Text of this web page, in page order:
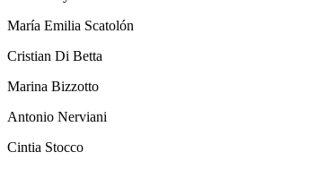
María Emilia Scatolón
Cristian Di Betta
Marina Bizzotto
Antonio Nerviani
Cintia Stocco